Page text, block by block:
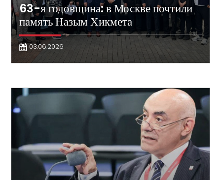
63-я годовщина: в Москве почтили
память Назым Хикмета
03.06.2026